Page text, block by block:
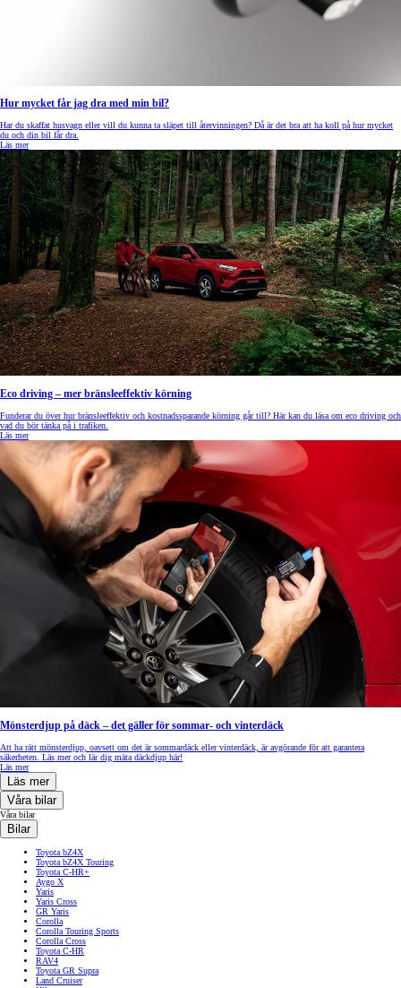
Hur mycket får jag dra med min bil?
Har du skaffat husvagn eller vill du kunna ta släpet till återvinningen? Då är det bra att ha koll på hur mycket
du och din bil får dra.
Läs mer
Eco driving – mer bränsleeffektiv körning
Funderar du över hur bränsleeffektiv och kostnadssparande körning går till? Här kan du läsa om eco driving och
vad du bör tänka på i trafiken.
Läs mer
Mönsterdjup på däck – det gäller för sommar- och vinterdäck
Att ha rätt mönsterdjup, oavsett om det är sommardäck eller vinterdäck, är avgörande för att garantera
säkerheten. Läs mer och lär dig mäta däckdjup här!
Läs mer
Läs mer
Våra bilar
Våra bilar
Bilar
Toyota bZ4X
Toyota bZ4X Touring
Toyota C-HR+
Aygo X
Yaris
Yaris Cross
GR Yaris
Corolla
Corolla Touring Sports
Corolla Cross
Toyota C-HR
RAV4
Toyota GR Supra
Land Cruiser